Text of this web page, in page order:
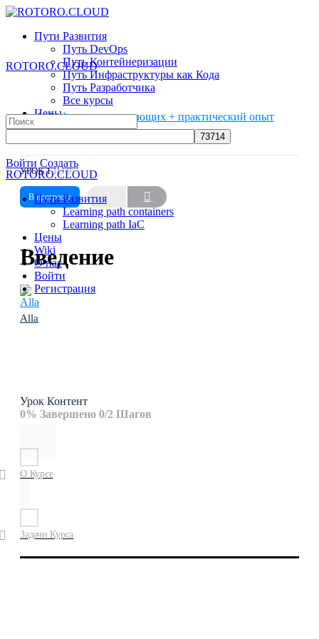
Toggle
Panel
Пути Развития
Путь DevOps
Путь Контейнеризации
Путь Инфраструктуры как Кода
Путь Разработчика
Все курсы
Цены
Wiki
More
options
Войти Создать
ROTORO.CLOUD
Search
for:
ROTORO.CLOUD
Пути Развития
Learning path containers
Learning path IaC
Цены
Wiki
О нас
Войти
Регистрация
Python для начинающих + практический опыт
Введение
УРОК 1ИЗ 9
В прогрессе
Введение
Alla
Урок Контент
0% Завершено 0/2 Шагов
О Курсе
Задачи Курса